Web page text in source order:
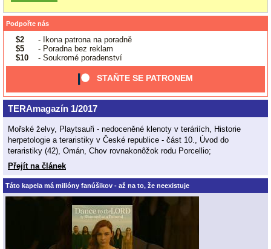
Podpořte nás
$2
- Ikona patrona na poradně
$5
- Poradna bez reklam
$10
- Soukromé poradenství
STAŇTE SE PATRONEM
TERAmagazín 1/2017
Mořské želvy, Playtsauři - nedoceněné klenoty v teráriích, Historie
herpetologie a teraristiky v České republice - část 10., Úvod do
teraristiky (42), Omán, Chov rovnakonôžok rodu Porcellio;
Přejít na článek
Táto kapela má milióny fanúšikov - až na to, že neexistuje